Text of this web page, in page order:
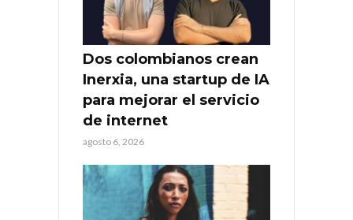
Dos colombianos crean
Inerxia, una startup de IA
para mejorar el servicio
de internet
agosto 6, 2026